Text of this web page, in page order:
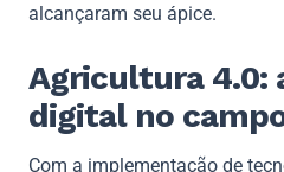
alcançaram seu ápice.
Agricultura 4.0:
digital no
Com a implementação de